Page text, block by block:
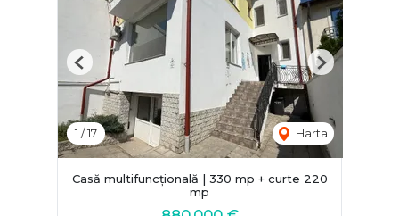
1 /17 Harta
Previous Next
Casă multifuncțională | 330 mp + curte 220
mp